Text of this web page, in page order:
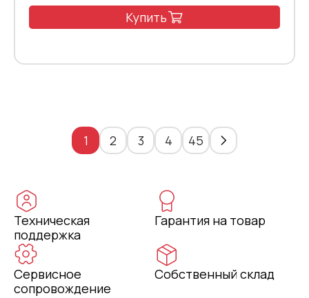
Купить
1 2 3 4 45
Техническая
поддержка
Гарантия на товар
Сервисное
сопровождение
Собственный склад